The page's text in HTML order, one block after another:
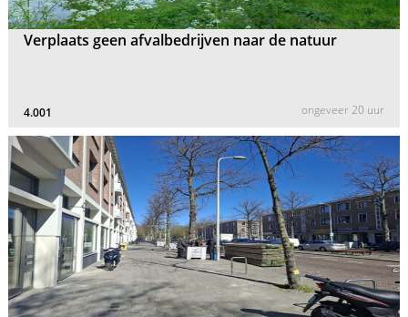
Verplaats geen afvalbedrijven naar de natuur
4.001 ongeveer 20 uur